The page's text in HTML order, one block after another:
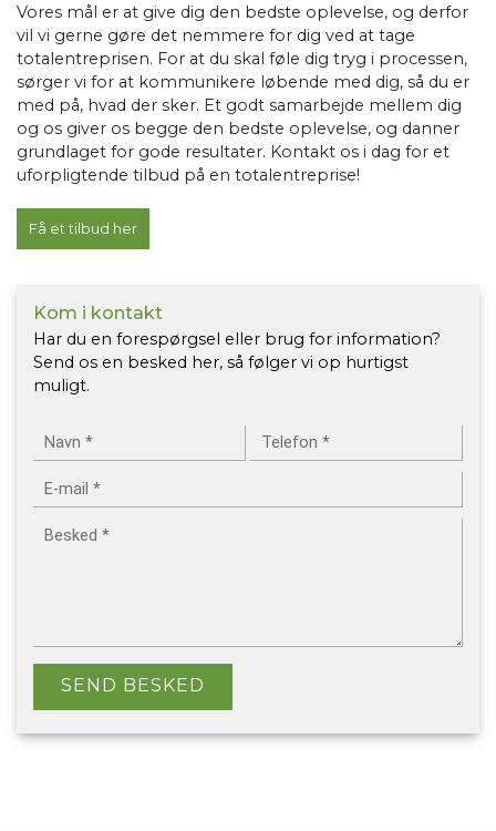
Vores mål er at give dig den bedste oplevelse, og derfor
vil vi gerne gøre det nemmere for dig ved at tage
totalentreprisen. For at du skal føle dig tryg i processen,
sørger vi for at kommunikere løbende med dig, så du er
med på, hvad der sker. Et godt samarbejde mellem dig
og os giver os begge den bedste oplevelse, og danner
grundlaget for gode resultater. Kontakt os i dag for et
uforpligtende tilbud på en totalentreprise!
Få et tilbud her
Kom i kontakt
Har du en forespørgsel eller brug for information?
Send os en besked her, så følger vi op hurtigst
muligt.